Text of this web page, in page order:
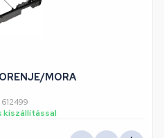
MORA
kiszállítással